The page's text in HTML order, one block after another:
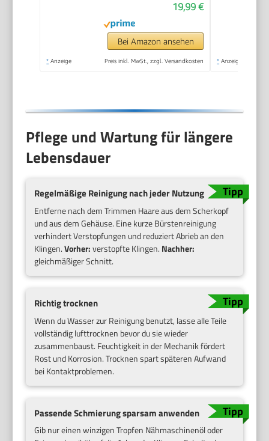
schmerzfreier
Augenbrauen und
esichtshaartrimmer
19,99 €
Bei Amazon ansehen
* Anzeige Preis inkl. MwSt., zzgl. Versandkosten * Anzeige
Pflege und Wartung für längere
Lebensdauer
Regelmäßige Reinigung nach jeder Nutzung
Entferne nach dem Trimmen Haare aus dem Scherkopf
und aus dem Gehäuse. Eine kurze Bürstenreinigung
verhindert Verstopfungen und reduziert Abrieb an den
Klingen.Vorher:verstopfte Klingen. Nachher:
gleichmäßiger Schnitt.
Richtig trocknen
Wenn du Wasser zur Reinigung benutzt, lasse alle Teile
vollständig lufttrocknen bevor du sie wieder
zusammenbaust. Feuchtigkeit in der Mechanik fördert
Rost und Korrosion. Trocknen spart späteren Aufwand
bei Kontaktproblemen.
Passende Schmierung sparsam anwenden
Gib nur einen winzigen Tropfen Nähmaschinenöl oder